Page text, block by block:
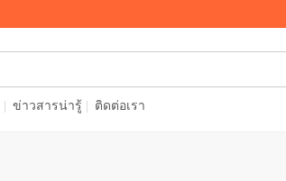
ข่าวสารน่ารู้ ติดต่อเรา